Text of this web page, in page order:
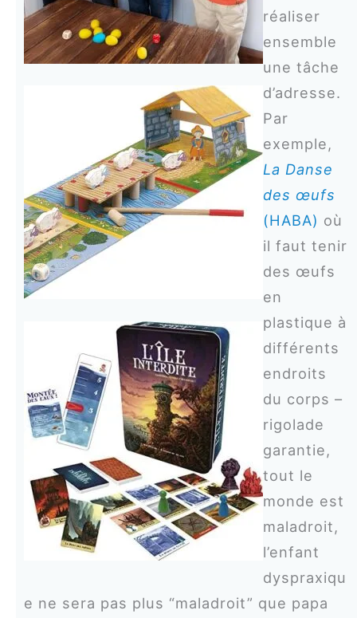
réaliser
ensemble
une tâche
d’adresse.
Par
exemple,
La Danse
des œufs
(HABA) où
il faut tenir
des œufs
en
plastique à
différents
endroits
du corps –
rigolade
garantie,
tout le
monde est
maladroit,
l’enfant
dyspraxiqu
e ne sera pas plus “maladroit” que papa